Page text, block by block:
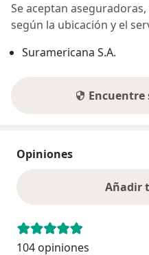
Se aceptan
según la ubicación y el
Suramericana S.A.
Encuentre
Opiniones
Añadir
104 opiniones